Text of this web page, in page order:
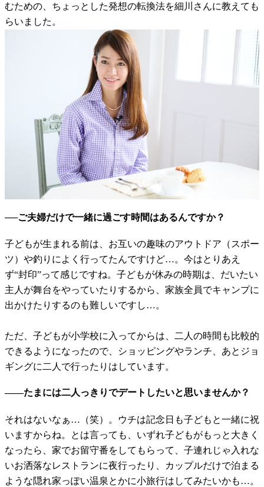
むための、ちょっとした発想の転換法を細川さんに教えても
らいました。
──ご夫婦だけで一緒に過ごす時間はあるんですか？
子どもが生まれる前は、お互いの趣味のアウトドア（スポー
ツ）や釣りによく行ってたんですけど…。今はとりあえ
ず“封印”って感じですね。子どもが休みの時期は、だいたい
主人が舞台をやっていたりするから、家族全員でキャンプに
出かけたりするのも難しいですし…。
ただ、子どもが小学校に入ってからは、二人の時間も比較的
できるようになったので、ショッピングやランチ、あとジョ
ギングに二人で行ったりはしています。
――たまには二人っきりでデートしたいと思いませんか？
それはないなぁ…（笑）。ウチは記念日も子どもと一緒に祝
いますからね。とは言っても、いずれ子どもがもっと大きく
なったら、家でお留守番をしてもらって、子連れじゃ入れな
いお洒落なレストランに夜行ったり、カップルだけで泊まる
ような隠れ家っぽい温泉とかに小旅行はしてみたいかも…。